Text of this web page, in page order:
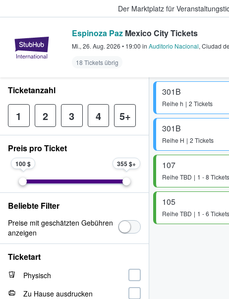
Der Marktplatz für
StubHub - Wo Fans Tickets
Espinoza Paz Mexico City Tickets
Mi., 26. Aug. 2026 • 19:00 in Auditorio Nacional, Ciudad
18 Tickets übrig
301B
Reihe h 2 Tickets
301B
Reihe H 2 Tickets
107
Reihe TBD 1 - 8 Tickets
105
Reihe TBD 1 - 6 Tickets
Ticketanzahl
1 2 3 4 5+
Preis pro Ticket
100 $ 355 $
Beliebte Filter
Preise mit geschätzten Gebühren
anzeigen
Ticketart
Physisch
Zu Hause ausdrucken